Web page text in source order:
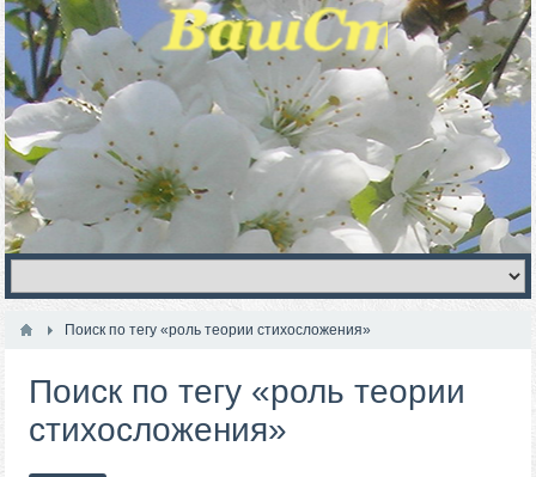
Поиск по тегу «роль теории стихосложения»
Поиск по тегу «роль теории
стихосложения»